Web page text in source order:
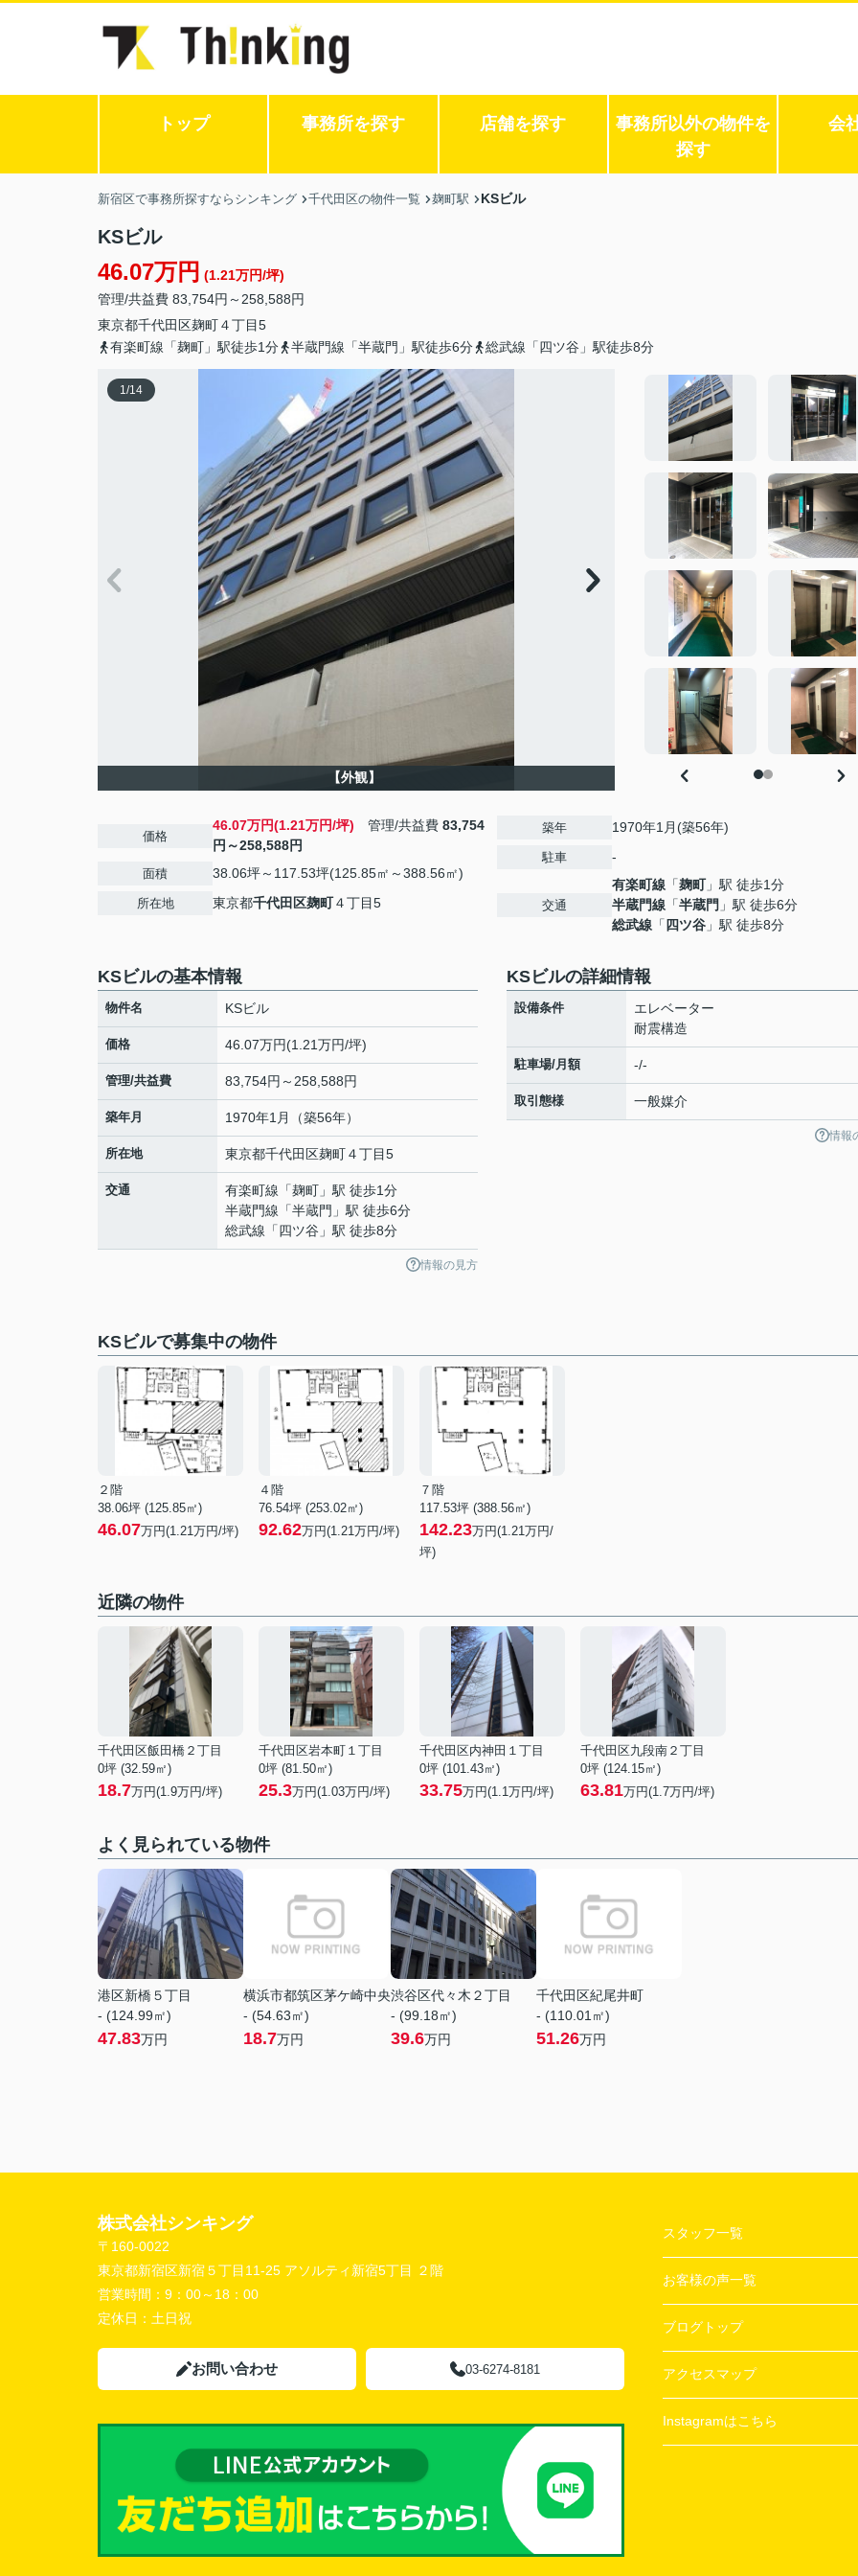
トップ 事務所を探す 店舗を探す
事務所以外の物件を
探す
会
新宿区で事務所探すならシンキング 千代田区の物件一覧 麹町駅 KSビル
KSビル
46.07万円 (1.21万円/坪)
管理/共益費 83,754円～258,588円
東京都千代田区麹町４丁目5
有楽町線「麹町」駅徒歩1分
半蔵門線「半蔵門」駅徒歩6分 総武線「四ツ谷」駅徒歩8分
1/14
【外観】
価格
46.07万円(1.21万円/坪) 管理/共益費 83,754
円～258,588円
面積 38.06坪～117.53坪(125.85㎡～388.56㎡)
所在地 東京都千代田区麹町４丁目5
築年 1970年1月(築56年)
駐車 -
交通
有楽町線 「麹町」駅 徒歩1分
半蔵門線 「半蔵門 」駅 徒歩6分
総武線 「 四ツ谷 」駅 徒歩8分
KSビルの基本情報
物件名 KSビル
価格 46.07万円(1.21万円/坪)
管理/共益費 83,754円～258,588円
築年月 1970年1月（築56年）
所在地 東京都千代田区麹町４丁目5
交通 有楽町線 「麹町 」駅 徒歩1分
半蔵門線 「半蔵門 」駅 徒歩6分
総武線 「四ツ谷 」駅 徒歩8分
情報の見方
KSビルの詳細情報
設備条件
エレベーター
耐震構造
駐車場/月額 -/-
取引態様 一般媒介
情報
KSビルで募集中の物件
２階
38.06坪 (125.85㎡)
46.07万円(1.21万円/坪)
４階
76.54坪 (253.02㎡)
92.62万円(1.21万円/坪)
７階
117.53坪 (388.56㎡)
142.23万円(1.21万円/
坪)
近隣の物件
千代田区飯田橋２丁目
0坪 (32.59㎡)
18.7万円(1.9万円/坪)
千代田区岩本町１丁目
0坪 (81.50㎡)
25.3万円(1.03万円/坪)
千代田区内神田１丁目
0坪 (101.43㎡)
33.75万円(1.1万円/坪)
千代田区九段南２丁目
0坪 (124.15㎡)
63.81万円(1.7万円/坪)
よく見られている物件
港区新橋５丁目
- (124.99㎡)
47.83万円
横浜市都筑区茅ケ崎中央
- (54.63㎡)
18.7万円
渋谷区代々木２丁目
- (99.18㎡)
39.6万円
千代田区紀尾井町
- (110.01㎡)
51.26万円
株式会社シンキング
〒160-0022
東京都新宿区新宿５丁目11-25 アソルティ新宿5丁目 ２階
営業時間： 9：00～18：00
定休日： 土日祝
お問い合わせ 03-6274-8181
スタッフ一覧
お客様の声一覧
ブログトップ
アクセスマップ
Instagramはこちら